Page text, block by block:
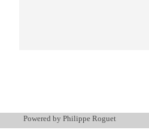
Powered by Philippe Roguet